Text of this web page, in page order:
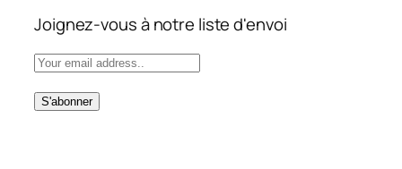
Joignez-vous à notre liste d'envoi